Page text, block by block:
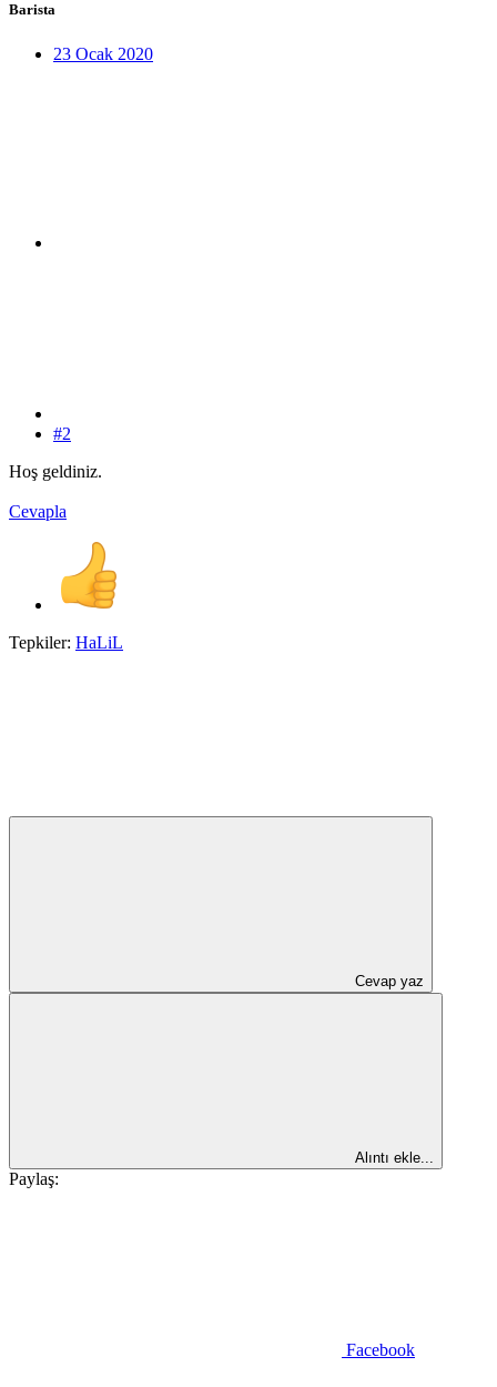
Barista
23 Ocak 2020
#2
Hoş geldiniz.
Cevapla
Tepkiler: HaLiL
Cevap yaz
Alıntı ekle...
Paylaş:
Facebook